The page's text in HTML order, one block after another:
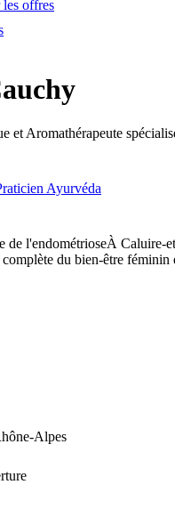
offres
et Aromathérapeute
Ayurvéda
de l'endométrioseÀ Caluire-
du bien-être féminin
Alpes